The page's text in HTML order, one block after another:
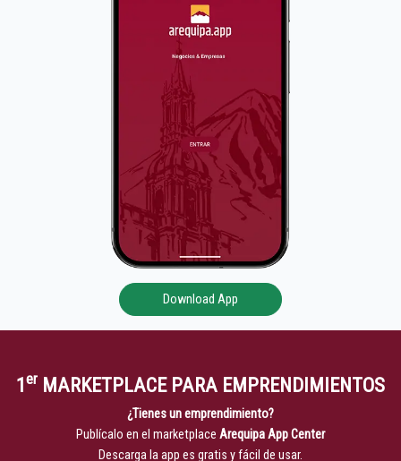
Download App
1er MARKETPLACE PARA EMPRENDIMIENTOS
¿Tienes un emprendimiento?
Publícalo en el marketplace Arequipa App Center
Descarga la app es gratis y fácil de usar.